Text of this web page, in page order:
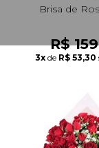
Brisa de
R$
3x de R$ 53,30